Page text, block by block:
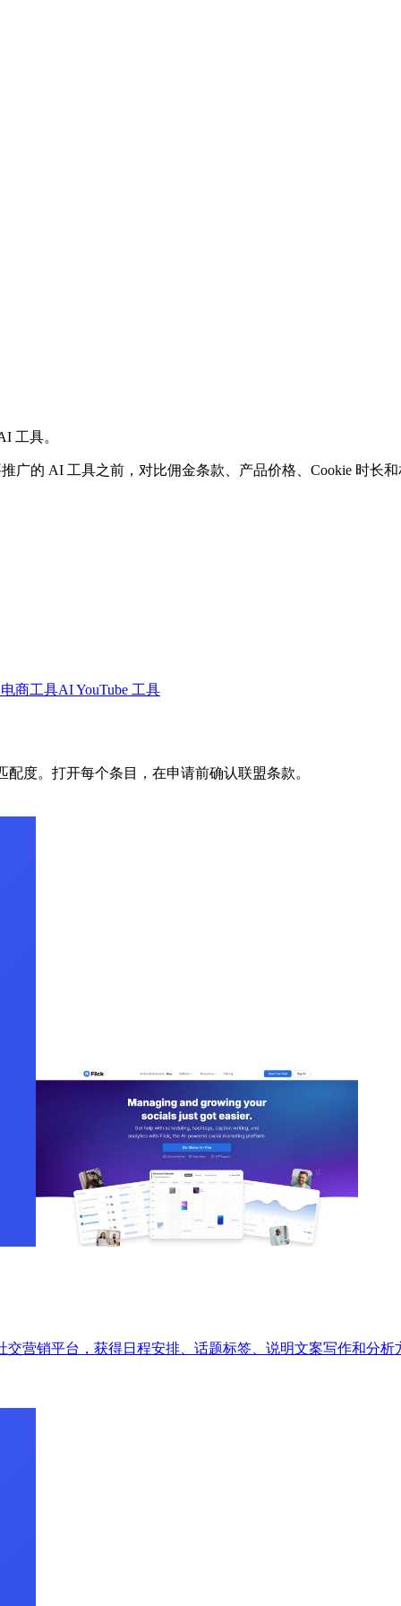
工具。
的 AI 工具之前，对比佣金条款、产品价格、Cookie 时长和
商工具AI YouTube 工具
度。打开每个条目，在申请前确认联盟条款。
营销平台，获得日程安排、话题标签、说明文案写作和分析